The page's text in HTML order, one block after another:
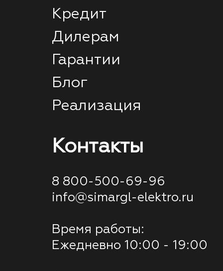
Кредит
Дилерам
Гарантии
Блог
Реализация
Контакты
8 800-500-69-96
info@simargl-elektro.ru
Время работы:
Ежедневно 10:00 - 19:00